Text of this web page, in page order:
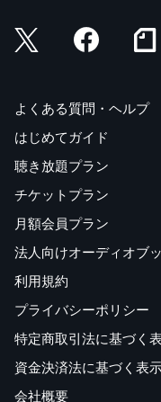
よくある質問・ヘルプ
はじめてガイド
聴き放題プラン
チケットプラン
月額会員プラン
法人向けオーディオブ
利用規約
プライバシーポリシー
特定商取引法に基づく
資金決済法に基づく表
会社概要